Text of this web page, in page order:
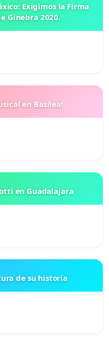
Exigimos la Firma
Ginebra 2020.
en Basilea!
en Guadalajara
de su historia